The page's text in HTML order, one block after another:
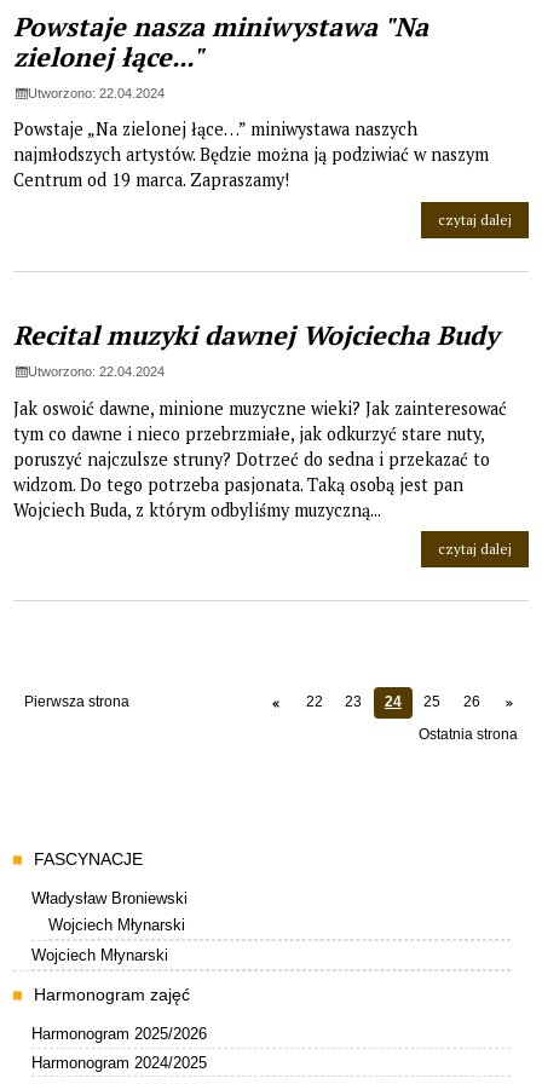
Powstaje nasza miniwystawa "Na
zielonej łące..."
Utworzono: 22.04.2024
Powstaje „Na zielonej łące…” miniwystawa naszych
najmłodszych artystów. Będzie można ją podziwiać w naszym
Centrum od 19 marca. Zapraszamy!
czytaj dalejna
Recital muzyki dawnej Wojciecha Budy
Utworzono: 22.04.2024
Jak oswoić dawne, minione muzyczne wieki? Jak zainteresować
tym co dawne i nieco przebrzmiałe, jak odkurzyć stare nuty,
poruszyć najczulsze struny? Dotrzeć do sedna i przekazać to
widzom. Do tego potrzeba pasjonata. Taką osobą jest pan
Wojciech Buda, z którym odbyliśmy muzyczną...
czytaj dalejna
Pierwsza strona 22 23 24 25 26
Ostatnia strona
Menu
FASCYNACJE
Władysław Broniewski
Wojciech Młynarski
Wojciech Młynarski
Harmonogram zajęć
Harmonogram 2025/2026
Harmonogram 2024/2025